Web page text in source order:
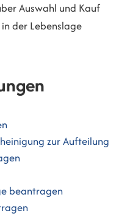
Auswahl und Kauf
der Lebenslage
zur Aufteilung
beantragen